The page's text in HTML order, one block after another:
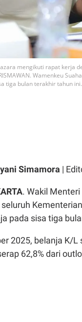
mengikuti rapat kerja
Wamenkeu
tiga bulan terakhir tahun ini.
Simamora |
. Wakil Menteri
seluruh
pada sisa tiga
2025, belanja K/L
62,8%dari